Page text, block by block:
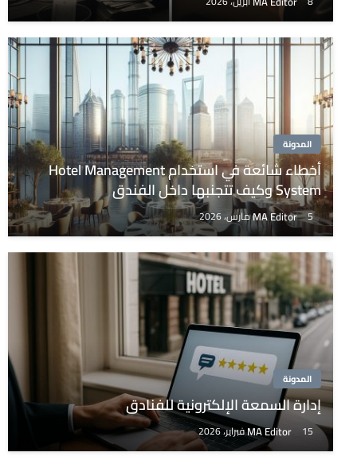
المدونة
أخطاء شائعة في استخدام Hotel Management
System وكيف تتجنبها داخل الفندق
MA Editor 5 مارس، 2026
المدونة
إدارة السمعة الإلكترونية للفنادق
MA Editor 15 فبراير، 2026